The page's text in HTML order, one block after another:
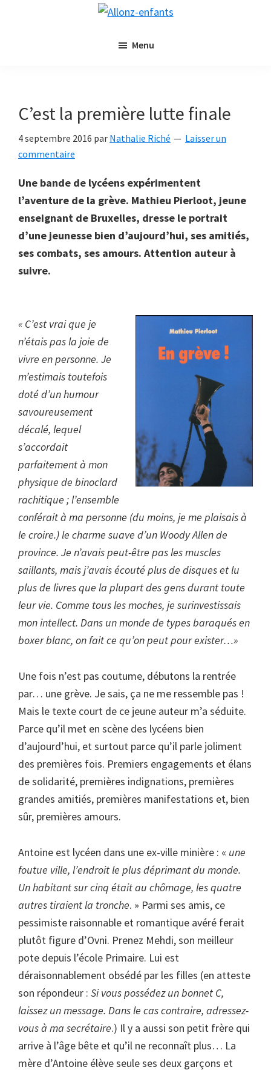
de
Nathalie
Riché
Menu
C’est la première lutte finale
4 septembre 2016 par Nathalie Riché
Laisser un
commentaire
Une bande de lycéens expérimentent
l’aventure de la grève. Mathieu Pierloot, jeune
enseignant de Bruxelles, dresse le portrait
d’une jeunesse bien d’aujourd’hui, ses amitiés,
ses combats, ses amours. Attention auteur à
suivre.
« C’est vrai que je
n’étais pas la joie de
vivre en personne. Je
m’estimais toutefois
doté d’un humour
savoureusement
décalé, lequel
s’accordait
parfaitement à mon
physique de binoclard
rachitique ; l’ensemble
conférait à ma personne (du moins, je me plaisais à
le croire.) le charme suave d’un Woody Allen de
province. Je n’avais peut-être pas les muscles
saillants, mais j’avais écouté plus de disques et lu
plus de livres que la plupart des gens durant toute
leur vie. Comme tous les moches, je surinvestissais
mon intellect. Dans un monde de types baraqués en
boxer blanc, on fait ce qu’on peut pour exister…»
Une fois n’est pas coutume, débutons la rentrée
par… une grève. Je sais, ça ne me ressemble pas !
Mais le texte court de ce jeune auteur m’a séduite.
Parce qu’il met en scène des lycéens bien
d’aujourd’hui, et surtout parce qu’il parle joliment
des premières fois. Premiers engagements et élans
de solidarité, premières indignations, premières
grandes amitiés, premières manifestations et, bien
sûr, premières amours.
Antoine est lycéen dans une ex-ville minière : « une
foutue ville, l’endroit le plus déprimant du monde.
Un habitant sur cinq était au chômage, les quatre
autres tiraient la tronche. » Parmi ses amis, ce
pessimiste raisonnable et romantique avéré ferait
plutôt figure d’Ovni. Prenez Mehdi, son meilleur
pote depuis l’école Primaire. Lui est
déraisonnablement obsédé par les filles (en atteste
son répondeur : Si vous possédez un bonnet C,
laissez un message. Dans le cas contraire, adressez-
vous à ma secrétaire.) Il y a aussi son petit frère qui
arrive à l’âge bête et qu’il ne reconnaît plus… La
mère d’Antoine élève seule ses deux garçons et